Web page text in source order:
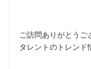
ご訪問ありがとうご
タレントのトレンド